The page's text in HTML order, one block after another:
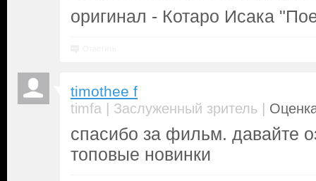
оригинал - Котаро Исака
timothee f
timfa | Заслуженный зритель |
спасибо за фильм. давайте
топовые новинки